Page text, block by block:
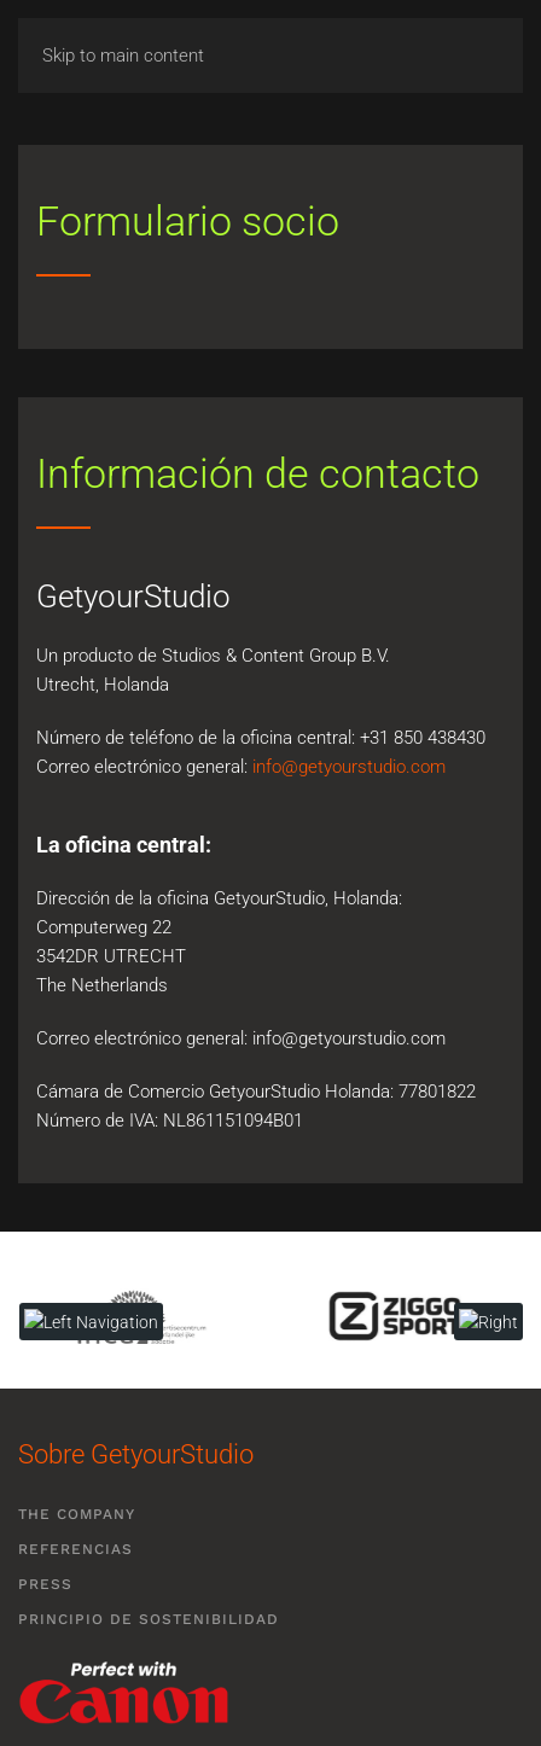
Skip to main content
Formulario socio
Información de contacto
GetyourStudio
Un producto de Studios & Content Group B.V.
Utrecht, Holanda
Número de teléfono de la oficina central: +31 850 438430
Correo electrónico general: info@getyourstudio.com
La oficina central:
Dirección de la oficina GetyourStudio, Holanda:
Computerweg 22
3542DR UTRECHT
The Netherlands
Correo electrónico general: info@getyourstudio.com
Cámara de Comercio GetyourStudio Holanda: 77801822
Número de IVA: NL861151094B01
Sobre GetyourStudio
THE COMPANY
REFERENCIAS
PRESS
PRINCIPIO DE SOSTENIBILIDAD